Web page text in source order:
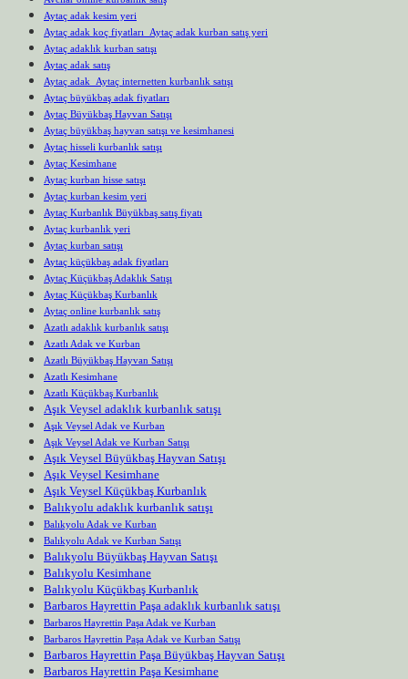
Aytaç adak kesim yeri
Aytaç adak koç fiyatları Aytaç adak kurban satış yeri
Aytaç adaklık kurban satışı
Aytaç adak satış
Aytaç adak Aytaç internetten kurbanlık satışı
Aytaç büyükbaş adak fiyatları
Aytaç Büyükbaş Hayvan Satışı
Aytaç büyükbaş hayvan satışı ve kesimhanesi
Aytaç hisseli kurbanlık satışı
Aytaç Kesimhane
Aytaç kurban hisse satışı
Aytaç kurban kesim yeri
Aytaç Kurbanlık Büyükbaş satış fiyatı
Aytaç kurbanlık yeri
Aytaç kurban satışı
Aytaç küçükbaş adak fiyatları
Aytaç Küçükbaş Adaklık Satışı
Aytaç Küçükbaş Kurbanlık
Aytaç online kurbanlık satış
Azatlı adaklık kurbanlık satışı
Azatlı Adak ve Kurban
Azatlı Büyükbaş Hayvan Satışı
Azatlı Kesimhane
Azatlı Küçükbaş Kurbanlık
Aşık Veysel adaklık kurbanlık satışı
Aşık Veysel Adak ve Kurban
Aşık Veysel Adak ve Kurban Satışı
Aşık Veysel Büyükbaş Hayvan Satışı
Aşık Veysel Kesimhane
Aşık Veysel Küçükbaş Kurbanlık
Balıkyolu adaklık kurbanlık satışı
Balıkyolu Adak ve Kurban
Balıkyolu Adak ve Kurban Satışı
Balıkyolu Büyükbaş Hayvan Satışı
Balıkyolu Kesimhane
Balıkyolu Küçükbaş Kurbanlık
Barbaros Hayrettin Paşa adaklık kurbanlık satışı
Barbaros Hayrettin Paşa Adak ve Kurban
Barbaros Hayrettin Paşa Adak ve Kurban Satışı
Barbaros Hayrettin Paşa Büyükbaş Hayvan Satışı
Barbaros Hayrettin Paşa Kesimhane